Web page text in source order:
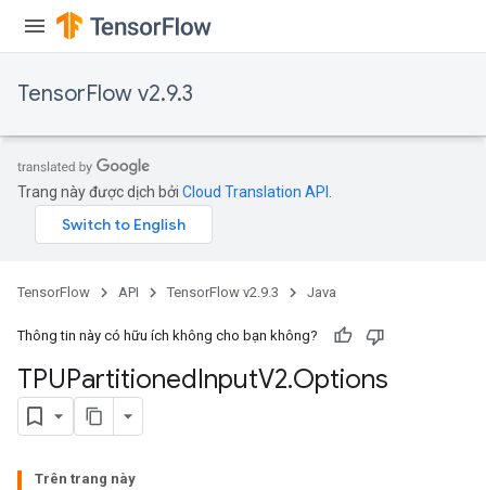
TensorFlow v2.9.3
Trang này được dịch bởi Cloud Translation API
TensorFlow API TensorFlow v2.9.3 Java
Thông tin này có hữu ích không cho bạn không?
TPUPartitionedInputV2.Options
Trên trang này